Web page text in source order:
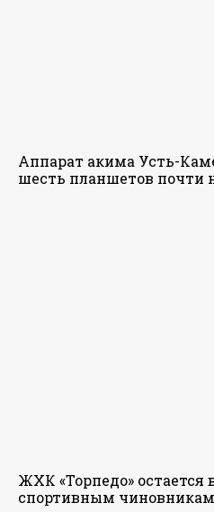
Аппарат акима Усть-
шесть планшетов почти
ЖХК «Торпедо» остается
спортивным чиновникам